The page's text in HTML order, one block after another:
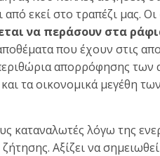
εκεί στο τραπέζι μας. Οι
να περάσουν στα
που έχουν στις
απορρόφησης
τα οικονομικά μεγέθη
καταναλωτές λόγω της
Αξίζει να